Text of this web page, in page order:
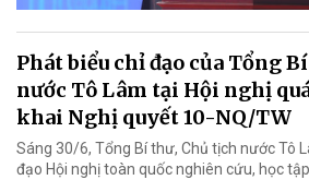
Phát biểu chỉ đạo của Tổng
nước Tô Lâm tại Hội nghị
khai Nghị quyết 10-NQ/TW
Sáng 30/6, Tổng Bí thư, Chủ tịch nước Tô
đạo Hội nghị toàn quốc nghiên cứu, học